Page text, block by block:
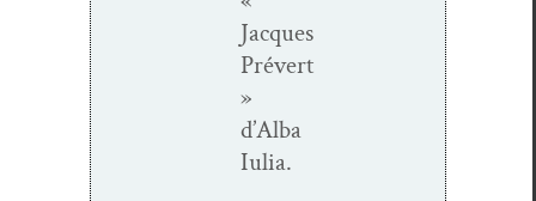
Jacques
Prévert
»
d’Alba
Iulia.